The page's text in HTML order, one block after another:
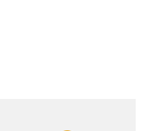
trek. Meet with